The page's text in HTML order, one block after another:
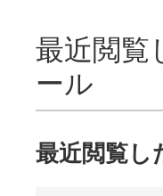
最近閲覧
ール
最近閲覧し